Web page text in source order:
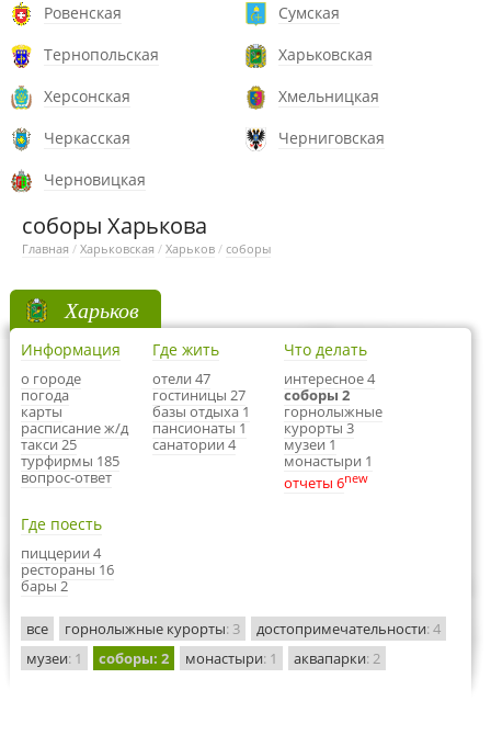
Ровенская
Сумская
Тернопольская
Харьковская
Херсонская
Хмельницкая
Черкасская
Черниговская
Черновицкая
соборы Харькова
Главная / Харьковская / Харьков / соборы
Харьков
Информация
о городе
погода
карты
расписание ж/д
такси 25
турфирмы 185
вопрос-ответ
Где жить
отели 47
гостиницы 27
базы отдыха 1
пансионаты 1
санатории 4
Что делать
интересное 4
соборы 2
горнолыжные
курорты 3
музеи 1
монастыри 1
отчеты 6new
Где поесть
пиццерии 4
рестораны 16
бары 2
все горнолыжные курорты: 3 достопримечательности: 4
музеи: 1 соборы: 2 монастыри: 1 аквапарки: 2